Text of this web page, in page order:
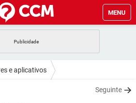
MENU
FACEBOOK
WHATSAPP
e aplicativos
Seguinte